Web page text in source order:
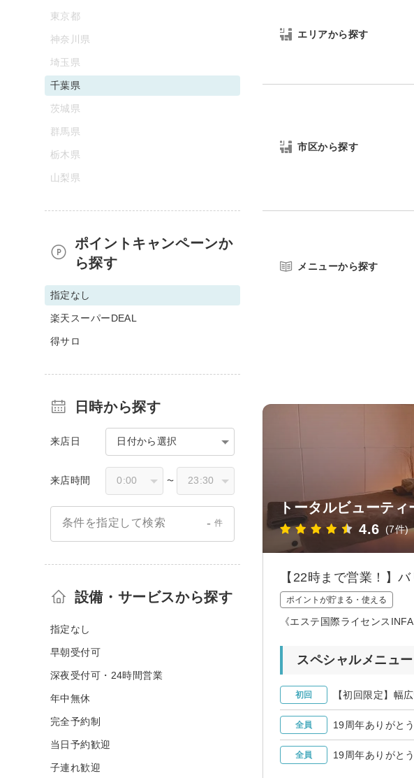
エリアから探す
市区から探す
メニューから探す
トータルビューティ
4.6 (7件)
【22時まで営業！】
ポイントが貯まる・使える
《エステ国際ライセンス
スペシャルメニュー
初回 【初回限定】幅
全員 19周年ありがと
全員 19周年ありがと
東京都
神奈川県
埼玉県
千葉県
茨城県
群馬県
栃木県
山梨県
ポイントキャンペーンか
ら探す
指定なし
楽天スーパーDEAL
得サロ
日時から探す
来店日 日付から選択
来店時間 〜
条件を指定して検索 - 件
設備・サービスから探す
指定なし
早朝受付可
深夜受付可・24時間営業
年中無休
完全予約制
当日予約歓迎
子連れ歓迎